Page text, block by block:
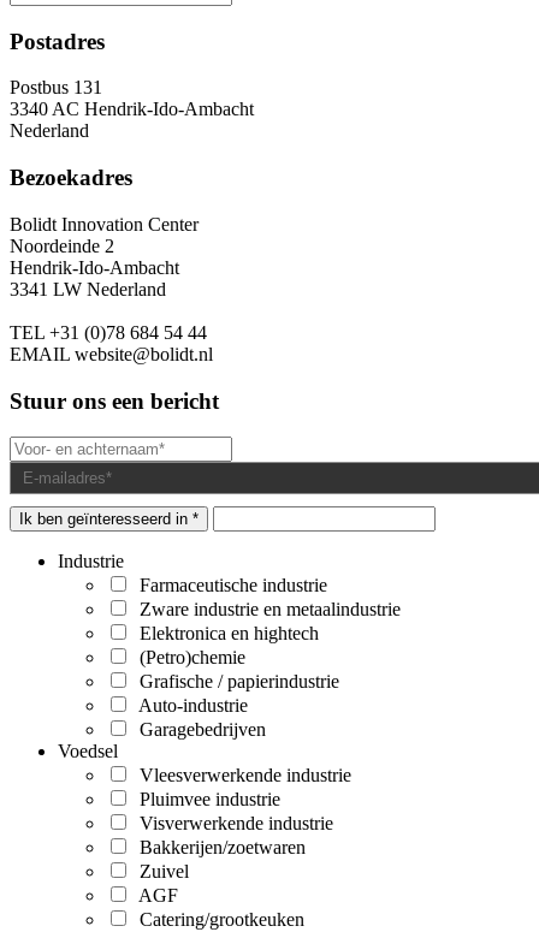
Postadres
Postbus 131
3340 AC Hendrik-Ido-Ambacht
Nederland
Bezoekadres
Bolidt Innovation Center
Noordeinde 2
Hendrik-Ido-Ambacht
3341 LW Nederland
TEL +31 (0)78 684 54 44
EMAIL website@bolidt.nl
Stuur ons een bericht
Ik ben geïnteresseerd in *
Industrie
Farmaceutische industrie
Zware industrie en metaalindustrie
Elektronica en hightech
(Petro)chemie
Grafische / papierindustrie
Auto-industrie
Garagebedrijven
Voedsel
Vleesverwerkende industrie
Pluimvee industrie
Visverwerkende industrie
Bakkerijen/zoetwaren
Zuivel
AGF
Catering/grootkeuken